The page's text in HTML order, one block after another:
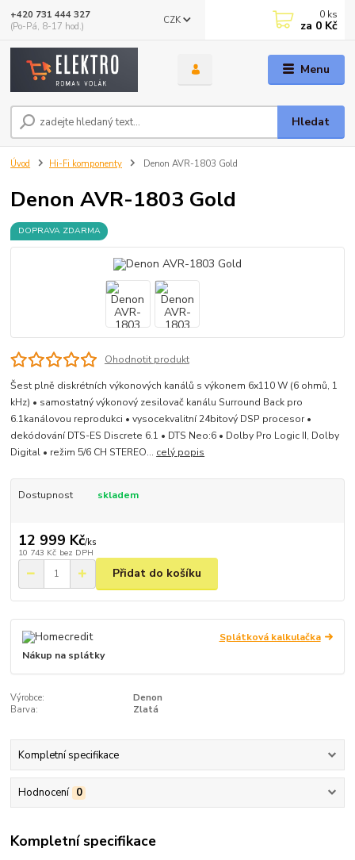
Menu
CZK
Hledat
+420 731 444 327
(Po-Pá, 8-17 hod.)
0 ks
za 0 Kč
Úvod Hi-Fi komponenty Denon AVR-1803 Gold
Denon AVR-1803 Gold
DOPRAVA ZDARMA
Ohodnotit produkt
Šest plně diskrétních výkonových kanálů s výkonem 6x110 W (6 ohmů, 1
kHz) • samostatný výkonový zesilovač kanálu Surround Back pro
6.1kanálovou reprodukci • vysocekvalitní 24bitový DSP procesor •
dekódování DTS-ES Discrete 6.1 • DTS Neo:6 • Dolby Pro Logic II, Dolby
Digital • režim 5/6 CH STEREO... celý popis
Dostupnost skladem
12 999 Kč/ks
10 743 Kč bez DPH
Přidat do košíku
Splátková kalkulačka
Nákup na splátky
Výrobce:
Denon
Barva:
Zlatá
Kompletní specifikace
Hodnocení 0
Kompletní specifikace